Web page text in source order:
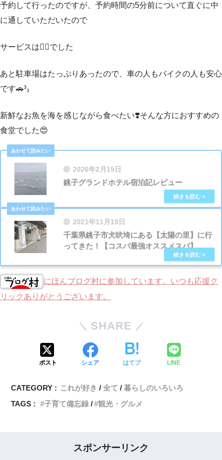
予約して行ったのですが、予約時間の5分前について直ぐに中
に通していただいたので
サービスは🙆‍♀️でした
あと駐車場はたっぷりあったので、車の人もバイクの人も安心
です🚗³₃
新鮮なお魚を海を感じながら食べたい❣️そんな方におすすめの
食堂でした😍
2026年2月19日
銚子グランドホテル宿泊記レビュー
2021年11月19日
千葉県銚子市犬吠埼にある【太陽の里】に行
ってきた！【コスパ最強オススメスパ】
にほんブログ村に参加しています。いつも応援ク
リックありがとうございます。
SHARE
ポスト シェア はてブ LINE
CATEGORY : これが好き 全て
暮らしのいろいろ
TAGS :
子育て備忘録 観光・グルメ
スポンサーリンク